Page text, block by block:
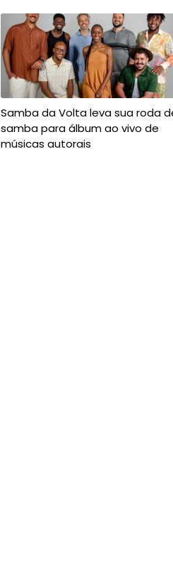
Samba da Volta leva sua roda
samba para álbum ao vivo de
músicas autorais